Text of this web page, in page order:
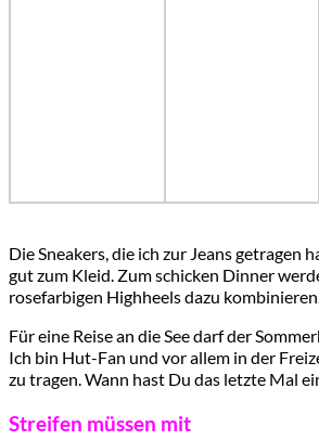
Die Sneakers, die ich zur Jeans getragen
gut zum Kleid. Zum schicken Dinner
rosefarbigen Highheels dazu
Für eine Reise an die See darf der
Ich bin Hut-Fan und vor allem in der
zu tragen. Wann hast Du das letzte Mal
Streifen müssen mit